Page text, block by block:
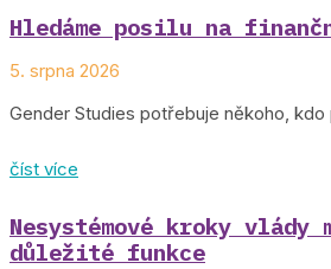
Hledáme posilu na
5. srpna 2026
Gender Studies potřebuje někoho,
číst více
Nesystémové kroky
důležité funkce